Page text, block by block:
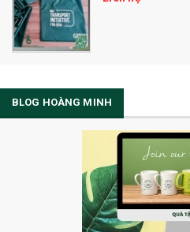
BLOG HOÀNG MINH